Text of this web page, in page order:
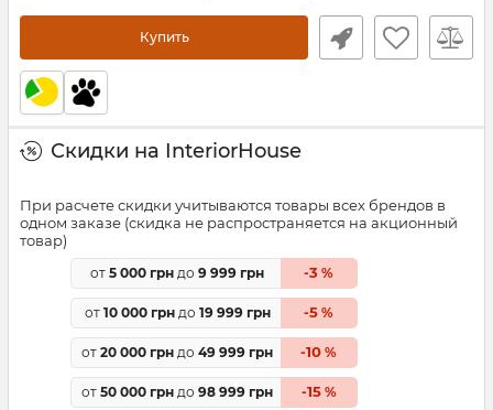
Купить
Скидки на InteriorHouse
При расчете скидки учитываются товары всех брендов в
одном заказе (скидка не распространяется на акционный
товар)
от 5 000 грн до 9 999 грн -3 %
от 10 000 грндо 19 999 грн -5 %
от 20 000 грн до 49 999 грн -10 %
от 50 000 грн до 98 999 грн -15%